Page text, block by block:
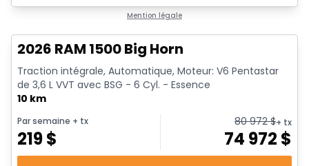
Mention légale
2026 RAM 1500 Big Horn
Traction intégrale, Automatique, Moteur: V6 Pentastar
de 3,6 L VVT avec BSG - 6 Cyl. - Essence
10 km
Par semaine + tx
219$
80 972$+ tx
74 972 $